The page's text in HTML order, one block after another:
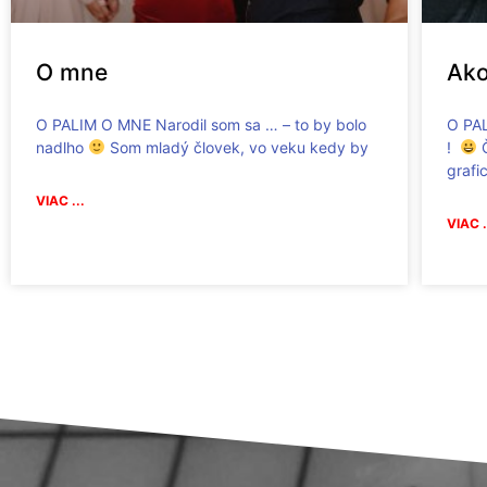
O mne
O PALIM O MNE Narodil som sa … – to by bolo
nadlho
Som mladý človek, vo veku kedy by
VIAC ...
O
!
VIAC